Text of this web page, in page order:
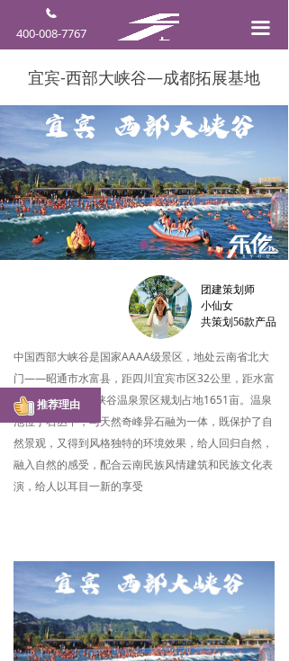
400-008-7767 끀
团建策划师
小仙女
共策划56款产品
中国西部大峡谷是国家AAAA级景区，地处云南省北大
门——昭通市水富县，距四川宜宾市区32公里，距水富
县4公里。西部大峡谷温泉景区规划占地1651亩。温泉
池位于石丛中，与天然奇峰异石融为一体，既保护了自
然景观，又得到风格独特的环境效果，给人回归自然，
融入自然的感受，配合云南民族风情建筑和民族文化表
演，给人以耳目一新的享受
宜宾-西部大峡谷—成都拓展基地
推荐理由